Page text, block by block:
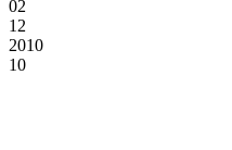
02
12
2010
10